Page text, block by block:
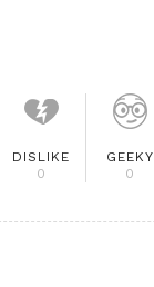
DISLIKE
0
GEEKY
0